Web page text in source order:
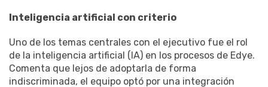
Inteligencia artificial con criterio
Uno de los temas centrales con el ejecutivo fue el rol
de la inteligencia artificial (IA) en los procesos de Edye.
Comenta que lejos de adoptarla de forma
indiscriminada, el equipo optó por una integración